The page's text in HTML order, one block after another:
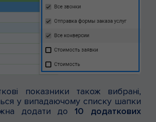
показники також вибрані,
у випадаючому списку шапки
додати до10 додаткових